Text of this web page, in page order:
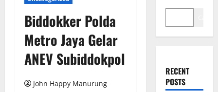
Biddokker Polda
Metro Jaya Gelar
ANEV Subiddokpol
John Happy Manurung
RECENT
POSTS